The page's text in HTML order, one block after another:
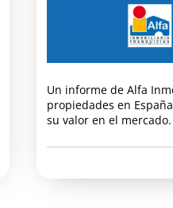
Un informe de Alfa
propiedades en
su valor en el mercado.